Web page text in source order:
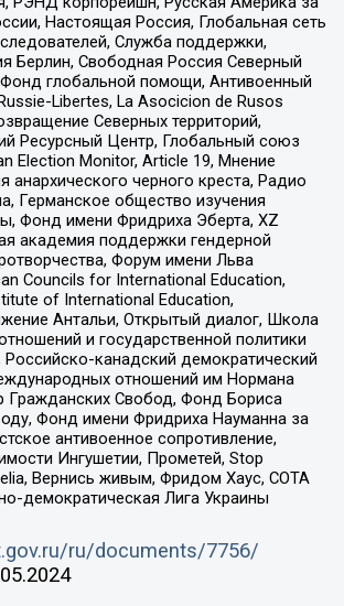
Настоящая Россия, Глобальная сеть
Служба поддержки,
Берлин, Свободная Россия Северный
глобальной помощи, Антивоенный
Libertes, La Asocicion de Rusos
Северных территорий,
Ресурсный Центр, Глобальный союз
Election Monitor, Article 19, Мнение
анархического черного креста, Радио
Германское общество изучения
Фонд имени Фридриха Эберта, XZ
академия поддержки гендерной
Форум имени Льва
Councils for International Education,
of International Education,
Антальи, Открытый диалог, Школа
и государственной политики
канадский демократический
отношений им Нормана
Гражданских Свобод, Фонд Бориса
Фонд имени Фридриха Науманна за
антивоенное сопротивление,
Ингушетии, Прометей, Stop
Вернись живым, Фридом Хаус, СОТА
демократическая Лига Украины
ru/documents/7756/